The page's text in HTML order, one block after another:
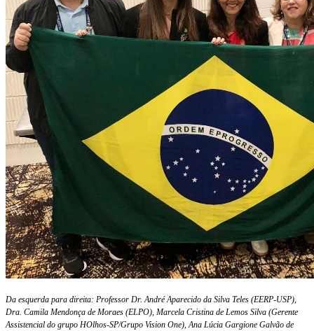
Da esquerda para direita: Professor Dr. André Aparecido da Silva Teles (EERP-USP),
Dra. Camila Mendonça de Moraes (ELPO), Marcela Cristina de Lemos Silva (Gerente
Assistencial do grupo HOlhos-SP/Grupo Vision One), Ana Lúcia Gargione Galvão de